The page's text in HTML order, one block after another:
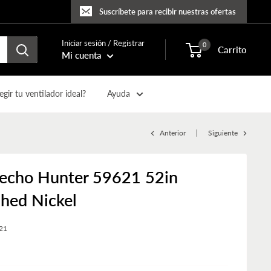
Suscríbete para recibir nuestras ofertas
Iniciar sesión / Registrar
Mi cuenta
0 Carrito
tu ventilador ideal? Ayuda
Anterior Siguiente
Hunter 59621 52in
Nickel